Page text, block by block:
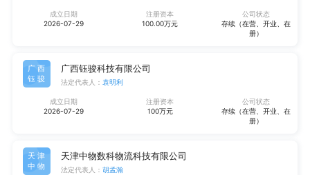
成立日期
2026-07-29
注册资本
100.00万元
公司状态
存续（在营、开业、在
册）
广西
钰骏
广西钰骏科技有限公司
法定代表人： 袁明利
成立日期
2026-07-29
注册资本
100万元
公司状态
存续（在营、开业、在
册）
天津
中物
天津中物数科物流科技有限公司
法定代表人： 胡孟瀚